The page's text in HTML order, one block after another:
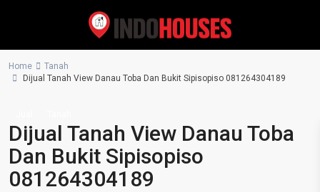
Home
Tanah
Dijual Tanah View Danau Toba Dan Bukit Sipisopiso 081264304189
Dijual Tanah View Danau Toba
Dan Bukit Sipisopiso
081264304189